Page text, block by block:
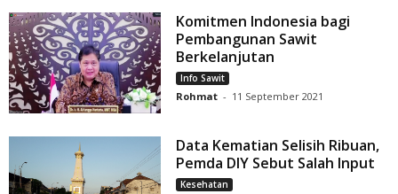
Komitmen Indonesia bagi
Pembangunan Sawit
Berkelanjutan
Info Sawit
Rohmat - 11 September 2021
Data Kematian Selisih Ribuan,
Pemda DIY Sebut Salah Input
Kesehatan